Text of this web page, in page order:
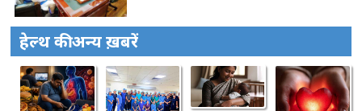
हेल्थ की अन्य ख़बरें